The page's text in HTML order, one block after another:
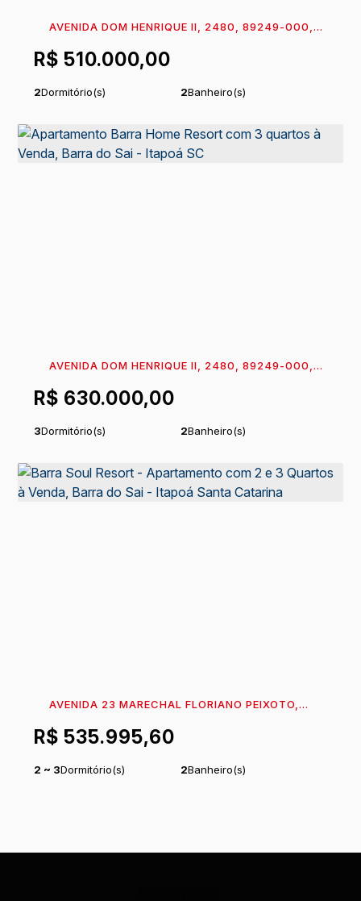
R$ 510.000,00
AVENIDA DOM HENRIQUE II, 2480, 89249-000,
2Dormitório(s) 2Banheiro(s)
R$ 630.000,00
AVENIDA DOM HENRIQUE II, 2480, 89249-000,
3Dormitório(s) 2Banheiro(s)
R$ 535.995,60
AVENIDA 23 MARECHAL FLORIANO PEIXOTO,
CATARINA, BRASIL
2 ~ 3Dormitório(s) 2Banheiro(s)